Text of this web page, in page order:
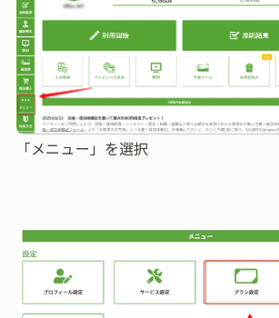
「メニュー」を選択